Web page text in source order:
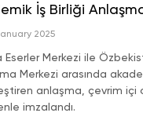
İş Birliği
2025
Eserler Merkezi ile
Merkezi arasında
anlaşma, çevrim içi
imzalandı.